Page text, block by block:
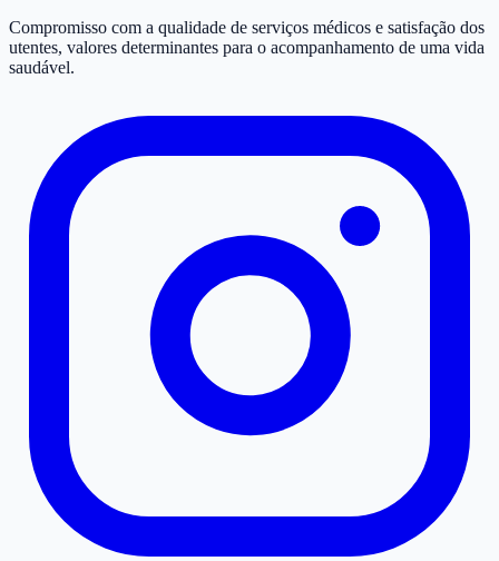
A carregar procedimentos...
Adulto
Manhã Tarde
Compromisso com a qualidade de serviços médicos e satisfação dos
utentes, valores determinantes para o acompanhamento de uma vida
saudável.